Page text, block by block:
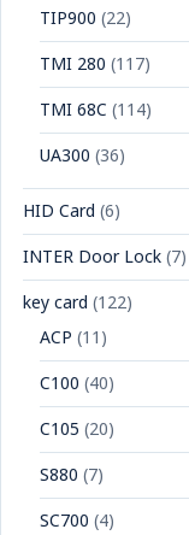
TIP900 (22)
TMI 280 (117)
TMI 68C (114)
UA300 (36)
HID Card (6)
INTER Door Lock(7)
key card (122)
ACP (11)
C100 (40)
C105 (20)
S880 (7)
SC700 (4)